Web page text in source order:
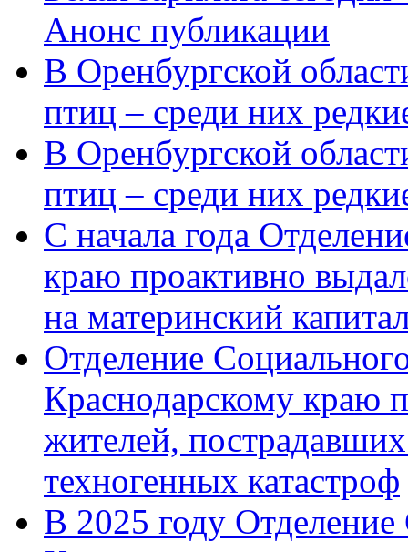
Анонс публикации
В Оренбургской
птиц – среди них
В Оренбургской
птиц – среди них
С начала года
краю проактивно
на материнский
Отделение
Краснодарскому краю
жителей,
техногенных катастроф
В 2025 году